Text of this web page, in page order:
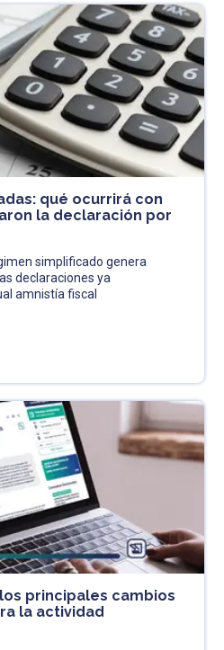
qué ocurrirá con
la declaración por
simplificado genera
declaraciones ya
amnistía fiscal
principales cambios
la actividad